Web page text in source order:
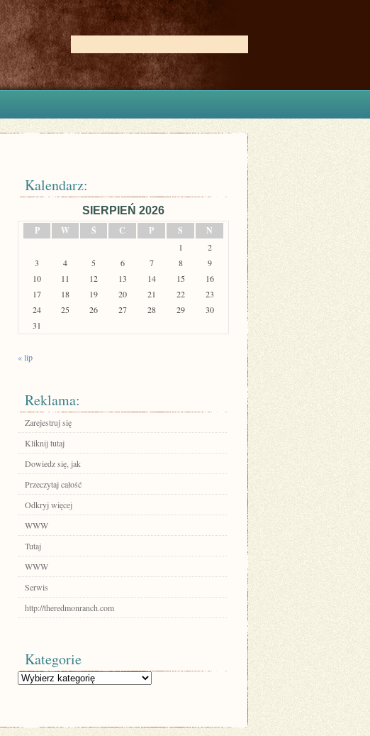
Kalendarz:
SIERPIEŃ 2026
P
W Ś C P S N
1
2
3
4 5 6 7 8
9
10
11 12 13 14 15
16
17
18 19 20 21 22
23
24
25 26 27 28 29
30
31
« lip
Reklama:
Zarejestruj się
Kliknij tutaj
Dowiedz się, jak
Przeczytaj całość
Odkryj więcej
WWW
Tutaj
WWW
Serwis
http://theredmonranch.com
Kategorie
Kategorie